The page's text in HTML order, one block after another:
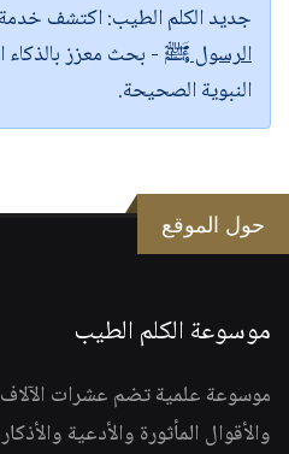
جديد الكلم الطيب:اكتشف خدمة
الرسول ﷺ - بحث معزز
النبوية الصحيحة.
حول الموقع
موسوعة الكلم الطيب
موسوعة علمية تضم عشرات
والأقوال المأثورة والأدعية